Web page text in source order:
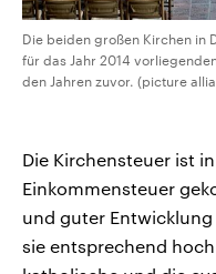
Die beiden großen Kirchen in
für das Jahr 2014
den Jahren zuvor. (picture
Die Kirchensteuer ist
Einkommensteuer
und guter
sie entsprechend